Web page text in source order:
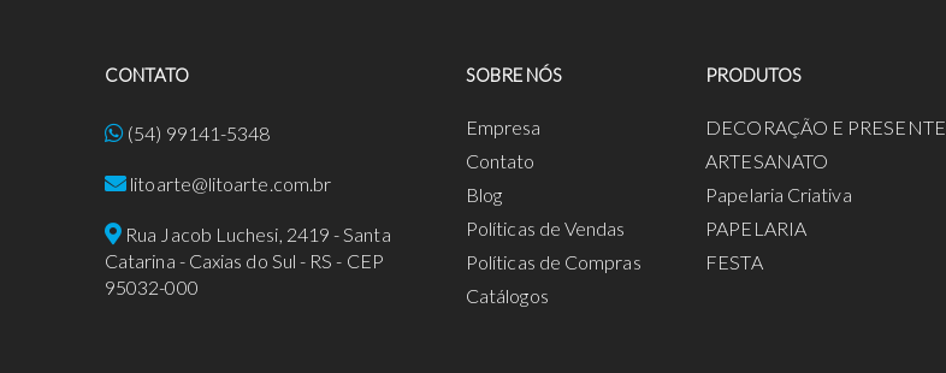
CONTATO
(54) 99141-5348
litoarte@litoarte.com.br
Rua Jacob Luchesi, 2419 - Santa
Catarina - Caxias do Sul - RS - CEP
95032-000
SOBRE NÓS
Empresa
Contato
Blog
Políticas de Vendas
Políticas de Compras
Catálogos
PRODUTOS
DECORAÇÃO E PRESENTE
ARTESANATO
Papelaria Criativa
PAPELARIA
FESTA